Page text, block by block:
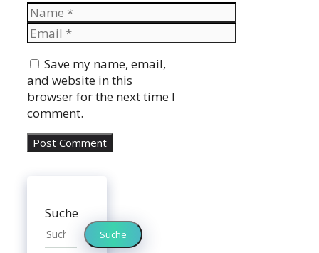
Name
Email
Save my name, email,
and website in this
browser for the next time I
comment.
Suche
Suche